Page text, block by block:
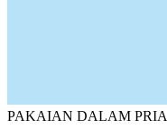
PAKAIAN DALAM PRIA